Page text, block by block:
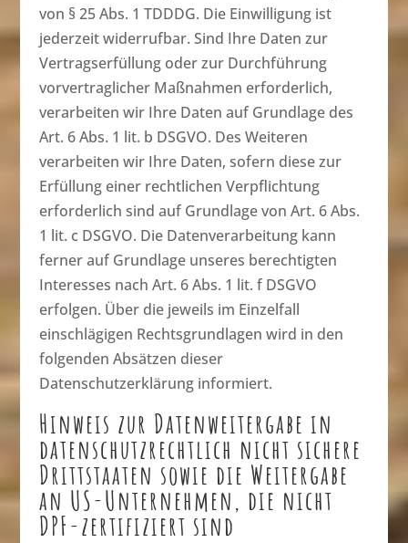
von § 25 Abs. 1 TDDDG. Die Einwilligung ist
jederzeit widerrufbar. Sind Ihre Daten zur
Vertragserfüllung oder zur Durchführung
vorvertraglicher Maßnahmen erforderlich,
verarbeiten wir Ihre Daten auf Grundlage des
Art. 6 Abs. 1 lit. b DSGVO. Des Weiteren
verarbeiten wir Ihre Daten, sofern diese zur
Erfüllung einer rechtlichen Verpflichtung
erforderlich sind auf Grundlage von Art. 6 Abs.
1 lit. c DSGVO. Die Datenverarbeitung kann
ferner auf Grundlage unseres berechtigten
Interesses nach Art. 6 Abs. 1 lit. f DSGVO
erfolgen. Über die jeweils im Einzelfall
einschlägigen Rechtsgrundlagen wird in den
folgenden Absätzen dieser
Datenschutzerklärung informiert.
Hinweis zur Datenweitergabe in
datenschutzrechtlich nicht sichere
Drittstaaten sowie die Weitergabe
an US-Unternehmen, die nicht
DPF-zertifiziert sind